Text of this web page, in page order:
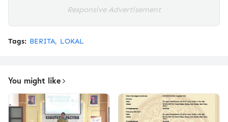
Responsive Advertisement
Tags: BERITA LOKAL
You might like